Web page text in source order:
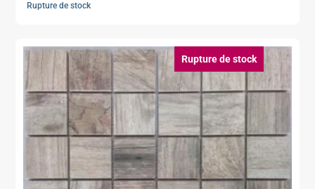
Rupture de stock
Rupture de stock